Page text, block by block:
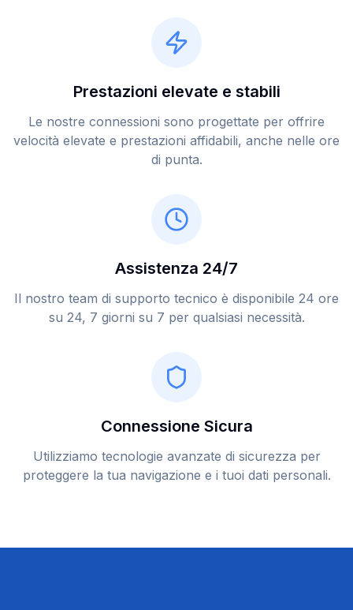
Prestazioni elevate e stabili
Le nostre connessioni sono progettate per offrire
velocità elevate e prestazioni affidabili, anche nelle ore
di punta.
Assistenza 24/7
Il nostro team di supporto tecnico è disponibile 24 ore
su 24, 7 giorni su 7 per qualsiasi necessità.
Connessione Sicura
Utilizziamo tecnologie avanzate di sicurezza per
proteggere la tua navigazione e i tuoi dati personali.